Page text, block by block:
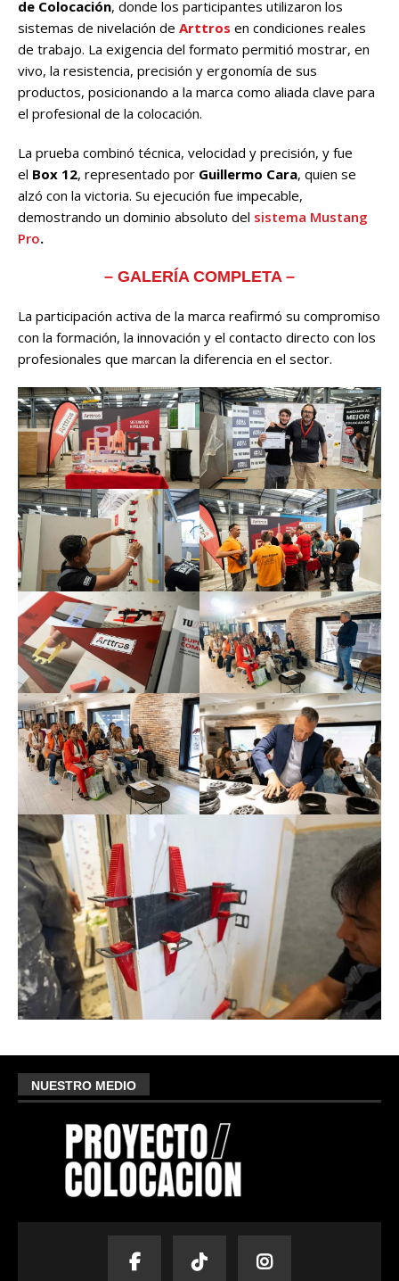
de Colocación, donde los participantes utilizaron los
sistemas de nivelación de Arttros en condiciones reales
de trabajo. La exigencia del formato permitió mostrar, en
vivo, la resistencia, precisión y ergonomía de sus
productos, posicionando a la marca como aliada clave para
el profesional de la colocación.
La prueba combinó técnica, velocidad y precisión, y fue
el Box 12, representado por Guillermo Cara, quien se
alzó con la victoria. Su ejecución fue impecable,
demostrando un dominio absoluto del sistema Mustang
Pro.
– GALERÍA COMPLETA –
La participación activa de la marca reafirmó su compromiso
con la formación, la innovación y el contacto directo con los
profesionales que marcan la diferencia en el sector.
NUESTRO MEDIO